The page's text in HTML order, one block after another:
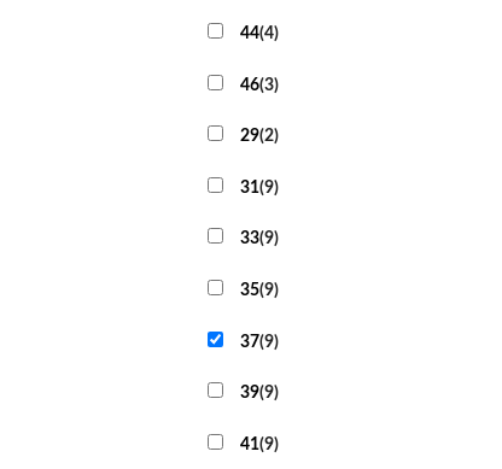
44(4)
46(3)
29(2)
31(9)
33(9)
35(9)
37(9)
39(9)
41(9)